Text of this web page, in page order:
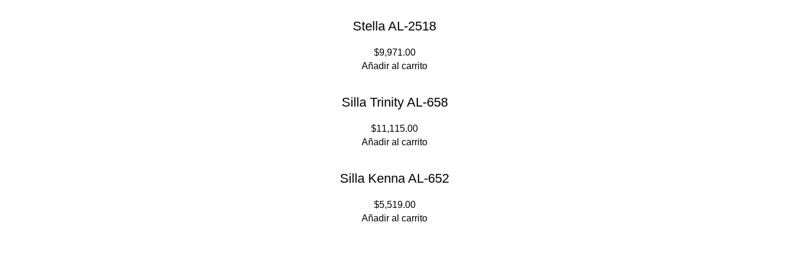
Stella AL-2518
$9,971.00
Añadir al carrito
Silla Trinity AL-658
$11,115.00
Añadir al carrito
Silla Kenna AL-652
$5,519.00
Añadir al carrito